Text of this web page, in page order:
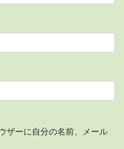
ザーに自分の名前、メール